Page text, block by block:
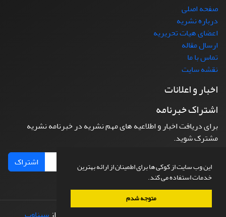
این وب سایت از کوکی ها برای اطمینان از ارائه بهترین
خدمات استفاده می کند.
متوجه شدم
صفحه اصلی
درباره نشریه
اعضای هیات تحریریه
ارسال مقاله
تماس با ما
نقشه سایت
اخبار و اعلانات
اشتراک خبرنامه
برای دریافت اخبار و اطلاعیه های مهم نشریه در خبرنامه نشریه
مشترک شوید.
اشتراک